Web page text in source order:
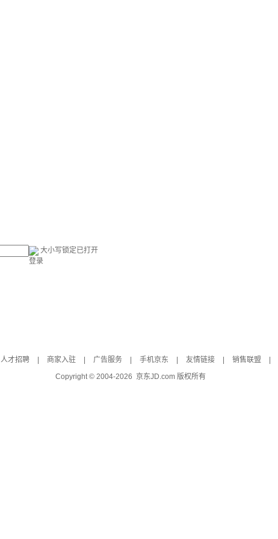
大小写锁定已打开
登录
人才招聘 商家入驻 广告服务 手机京东 友情链接 销售联盟
Copyright © 2004-2026 京东JD.com 版权所有